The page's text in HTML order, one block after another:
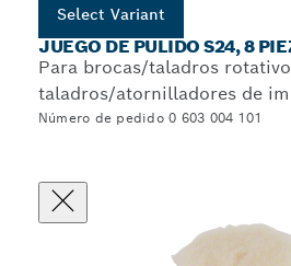
Select Variant
JUEGO DE PULIDO S24, 8
Para brocas/taladros
taladros/atornilladores de
Número de pedido 0 603 004 101